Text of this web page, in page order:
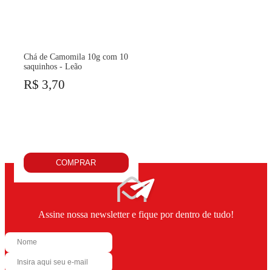
Chá de Camomila 10g com 10
saquinhos - Leão
R$ 3,70
COMPRAR
Assine nossa newsletter e fique por dentro de tudo!